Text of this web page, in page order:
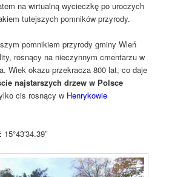
na wirtualną wycieczkę po uroczych
tutejszych pomników przyrody.
pomnikiem przyrody gminy Wleń
rosnący na nieczynnym cmentarzu w
Wiek okazu przekracza 800 lat, co daje
najstarszych drzew w Polsce
cis rosnący w Henrykowie